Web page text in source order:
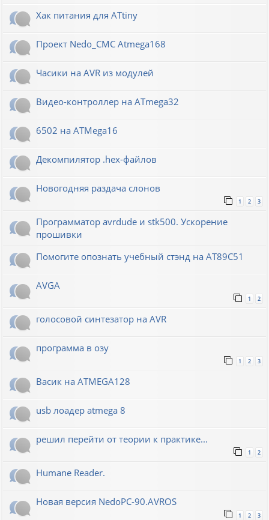
Хак питания для ATtiny
Проект Nedo_CMC Atmega168
Часики на AVR из модулей
Видео-контроллер на ATmega32
6502 на ATMega16
Декомпилятор .hex-файлов
Новогодняя раздача слонов
1 2 3
Программатор avrdude и stk500. Ускорение
прошивки
Помогите опознать учебный стэнд на AT89С51
AVGA
1 2
голосовой синтезатор на AVR
программа в озу
1 2 3
Васик на ATMEGA128
usb лоадер atmega 8
решил перейти от теории к практике...
1 2
Humane Reader.
Новая версия NedoPC-90.AVROS
1 2 3